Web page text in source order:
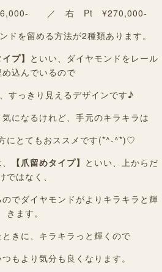
／ 右 Pt ¥270,000-
ドを留める方法が2種類あります。
プ】 といい、ダイヤモンドをレール
込んでいるので
すっきり見えるデザインです♪
になるけれど、手元のキラキラは
にとてもおススメです(*^-^*)♡
【爪留めタイプ】 といい、上からだ
ではなく、
でダイヤモンドがよりキラキラと輝
きます。
きに、キラキラっと輝くので
もより気分も良くなります。